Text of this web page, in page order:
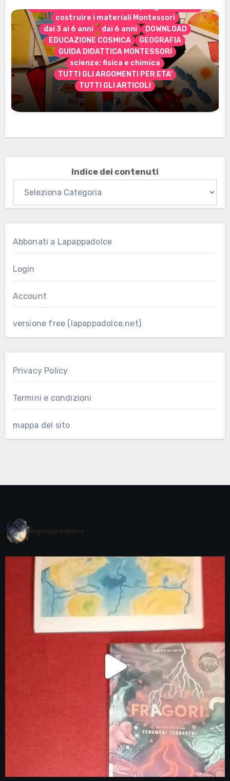
costruire i materiali Montessori
dai 3 ai 6 anni
dai 6 anni
DOWNLOAD
EDUCAZIONE COSMICA
GEOGRAFIA
GUIDA DIDATTICA MONTESSORI
scienze: fisica e chimica
TUTTI GLI ARGOMENTI PER ETA'
TUTTI GLI ARTICOLI
Marzo 2026: nuovi materiali stampabili
per gli abbonati
Indice dei contenuti
Abbonati a Lapappadolce
Login
Account
versione free (lapappadolce.net)
Privacy Policy
Termini e condizioni
mappa del sito